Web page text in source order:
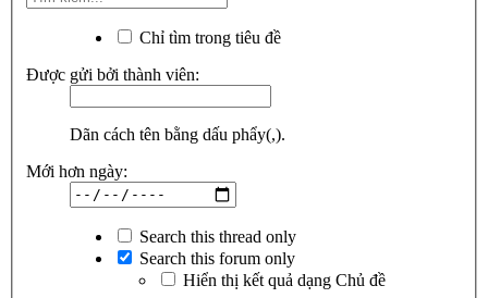
Chỉ tìm trong tiêu đề
Được gửi bởi thành viên:
Dãn cách tên bằng dấu phẩy(,).
Mới hơn ngày:
Search this thread only
Search this forum only
Hiển thị kết quả dạng Chủ đề